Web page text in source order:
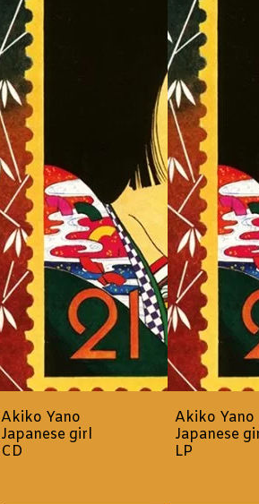
Akiko Yano
Japanese girl
CD
Akiko Yano
Japanese
LP